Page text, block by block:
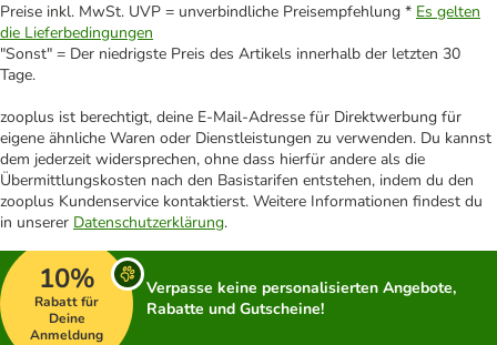
Preise inkl. MwSt. UVP = unverbindliche Preisempfehlung * Es gelten
die Lieferbedingungen
"Sonst" = Der niedrigste Preis des Artikels innerhalb der letzten 30
Tage.
zooplus ist berechtigt, deine E-Mail-Adresse für Direktwerbung für
eigene ähnliche Waren oder Dienstleistungen zu verwenden. Du kannst
dem jederzeit widersprechen, ohne dass hierfür andere als die
Übermittlungskosten nach den Basistarifen entstehen, indem du den
zooplus Kundenservice kontaktierst. Weitere Informationen findest du
in unserer Datenschutzerklärung.
10%
Rabatt für
Deine
Anmeldung
Verpasse keine personalisierten Angebote,
Rabatte und Gutscheine!